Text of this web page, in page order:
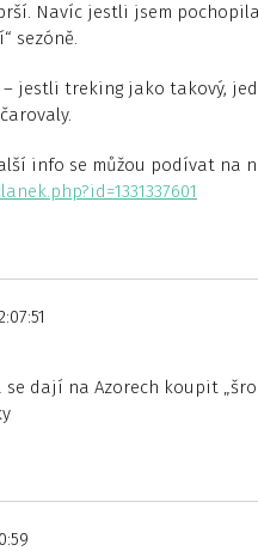
Navíc jestli jsem
sezóně.
jestli treking jako takový,
info se můžou podívat na
se dají na Azorech koupit